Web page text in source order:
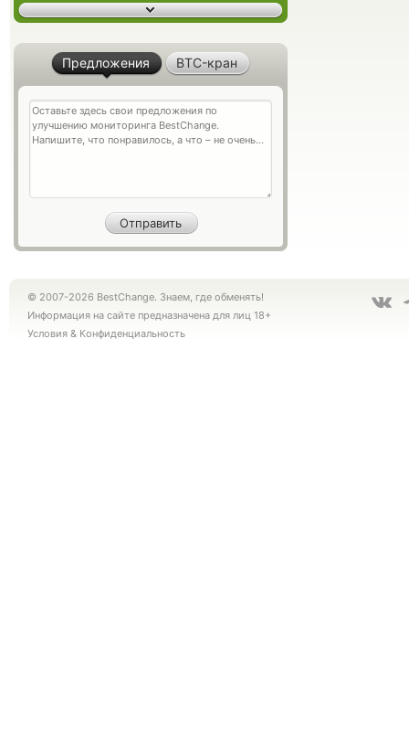
Предложения BTC-кран
© 2007-2026 BestChange. Знаем, где обменять!
Информация на сайте предназначена для лиц 18+
Условия & Конфиденциальность